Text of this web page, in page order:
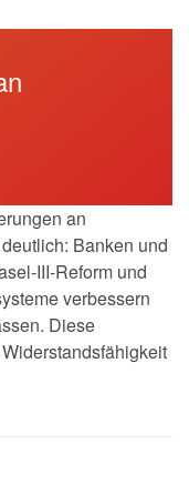
an
Banken und
III-Reform und
verbessern
Diese